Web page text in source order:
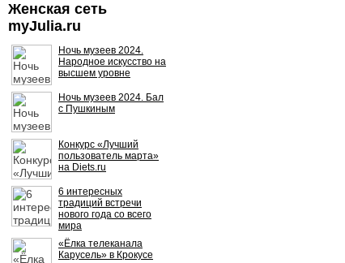
Женская сеть
myJulia.ru
Ночь музеев 2024.
Народное искусство на
высшем уровне
Ночь музеев 2024. Бал
с Пушкиным
Конкурс «Лучший
пользователь марта»
на Diets.ru
6 интересных
традиций встречи
нового года со всего
мира
«Ёлка телеканала
Карусель» в Крокусе